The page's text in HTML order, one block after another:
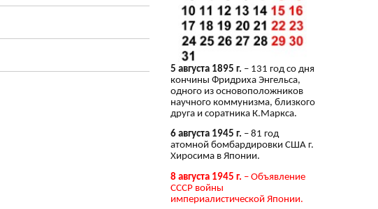
5 августа 1895 г. – 131 год со дня
кончины Фридриха Энгельса,
одного из основоположников
научного коммунизма, близкого
друга и соратника К.Маркса.
6 августа 1945 г. – 81 год
атомной бомбардировки США г.
Хиросима в Японии.
8 августа 1945 г. – Объявление
СССР войны
империалистической Японии.